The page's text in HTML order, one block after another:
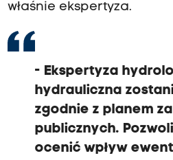
właśnie ekspertyza.
- Ekspertyza
hydrauliczna
zgodnie z planem
publicznych.
ocenić wpływ